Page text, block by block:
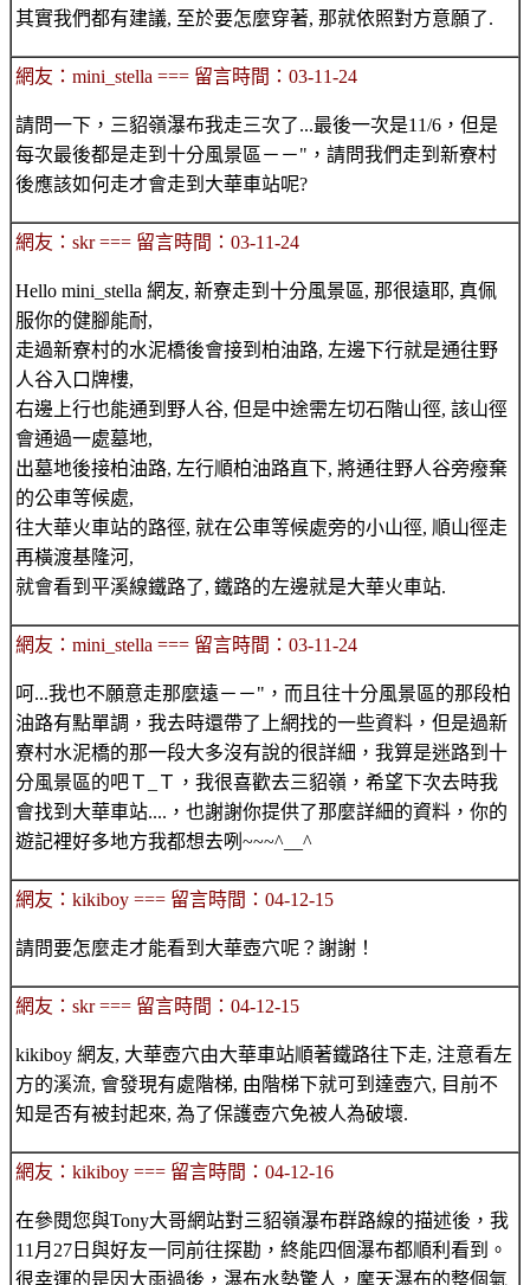
其實我們都有建議, 至於要怎麼穿著, 那就依照對方意願了.
網友：mini_stella === 留言時間：03-11-24
請問一下，三貂嶺瀑布我走三次了...最後一次是11/6，但是
每次最後都是走到十分風景區－－"，請問我們走到新寮村
後應該如何走才會走到大華車站呢?
網友：skr === 留言時間：03-11-24
Hello mini_stella 網友, 新寮走到十分風景區, 那很遠耶, 真佩
服你的健腳能耐,
走過新寮村的水泥橋後會接到柏油路, 左邊下行就是通往野
人谷入口牌樓,
右邊上行也能通到野人谷, 但是中途需左切石階山徑, 該山徑
會通過一處墓地,
出墓地後接柏油路, 左行順柏油路直下, 將通往野人谷旁癈棄
的公車等候處,
往大華火車站的路徑, 就在公車等候處旁的小山徑, 順山徑走
再橫渡基隆河,
就會看到平溪線鐵路了, 鐵路的左邊就是大華火車站.
網友：mini_stella === 留言時間：03-11-24
呵...我也不願意走那麼遠－－"，而且往十分風景區的那段柏
油路有點單調，我去時還帶了上網找的一些資料，但是過新
寮村水泥橋的那一段大多沒有說的很詳細，我算是迷路到十
分風景區的吧Ｔ_Ｔ，我很喜歡去三貂嶺，希望下次去時我
會找到大華車站....，也謝謝你提供了那麼詳細的資料，你的
遊記裡好多地方我都想去咧~~~^__^
網友：kikiboy === 留言時間：04-12-15
請問要怎麼走才能看到大華壺穴呢？謝謝！
網友：skr === 留言時間：04-12-15
kikiboy 網友, 大華壺穴由大華車站順著鐵路往下走, 注意看左
方的溪流, 會發現有處階梯, 由階梯下就可到達壺穴, 目前不
知是否有被封起來, 為了保護壺穴免被人為破壞.
網友：kikiboy === 留言時間：04-12-16
在參閱您與Tony大哥網站對三貂嶺瀑布群路線的描述後，我
11月27日與好友一同前往探勘，終能四個瀑布都順利看到。
很幸運的是因大雨過後，瀑布水勢驚人，摩天瀑布的整個氣